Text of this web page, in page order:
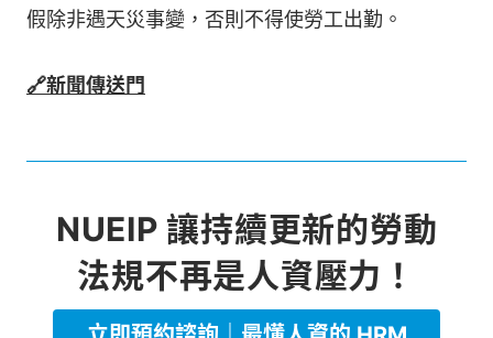
假除非遇天災事變，否則不得使勞工出勤。
🔗新聞傳送門
NUEIP 讓持續更新的勞動
法規不再是人資壓力！